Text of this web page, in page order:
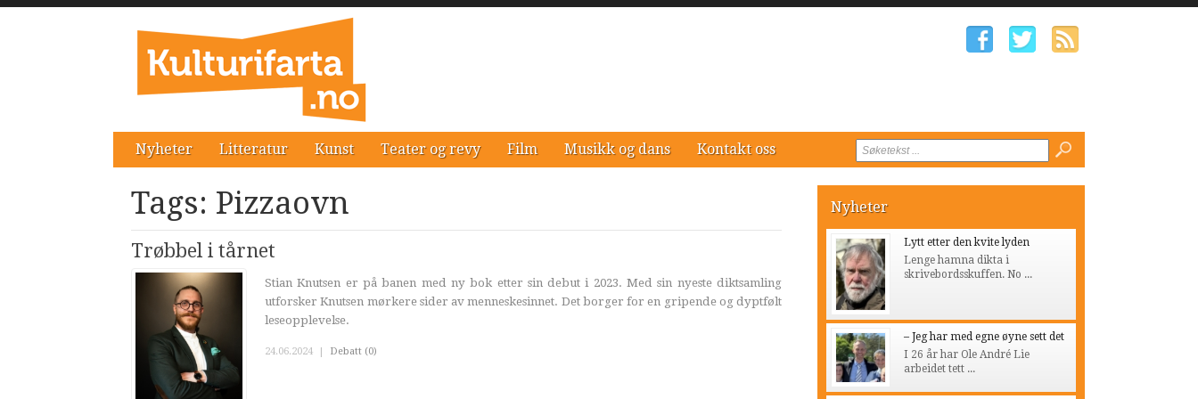
Nyheter Litteratur Kunst Teater og revy Film Musikk og dans Kontakt oss
Tags: Pizzaovn
Trøbbel i tårnet
Stian Knutsen er på banen med ny bok etter sin debut i 2023. Med sin nyeste diktsamling
utforsker Knutsen mørkere sider av menneskesinnet. Det borger for en gripende og dyptfølt
leseopplevelse.
24.06.2024 | Debatt (0)
Nyheter
Lytt etter den kvite lyden
Lenge hamna dikta i
skrivebordsskuffen. No ...
– Jeg har med egne øyne sett det
I 26 år har Ole André Lie
arbeidet tett ...